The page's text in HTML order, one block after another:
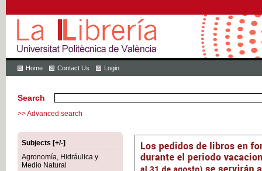
Home Contact Us Login
Search
>> Advanced search
Subjects [+/-]
Agronomía, Hidráulica y
Medio Natural